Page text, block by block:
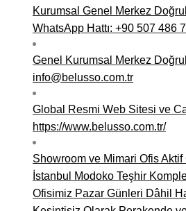
Kurumsal Genel Merkez
WhatsApp Hattı: +90 507 486
Genel Kurumsal Merkez
info@belusso.com.tr
Global Resmi Web Sitesi ve
https://www.belusso.com.tr/
Showroom ve Mimari Ofis Aktif
İstanbul Modoko Teşhir
Ofisimiz Pazar Günleri Dâhil